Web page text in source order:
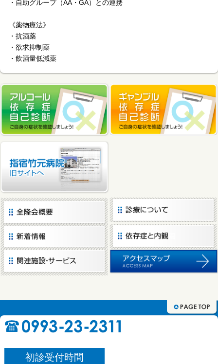
・自助グループ（AA・GA）との連携
《薬物療法》
・抗酒薬
・欲求抑制薬
・飲酒量低減薬
初診受付時間